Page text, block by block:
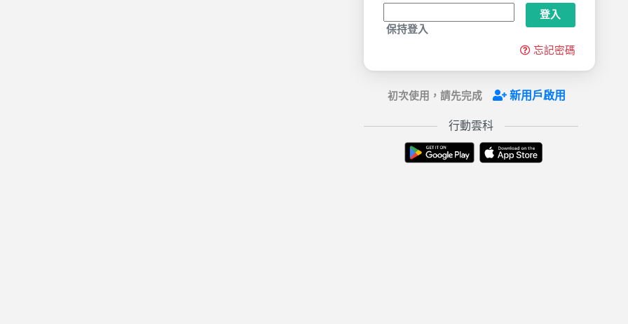
保持登入
登入
忘記密碼
初次使用，請先完成 新用戶啟用
行動雲科